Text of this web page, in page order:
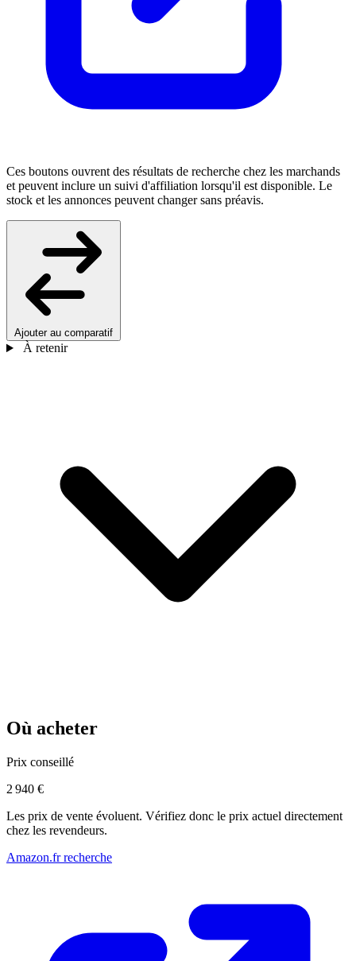
Ces boutons ouvrent des résultats de recherche chez les marchands
et peuvent inclure un suivi d'affiliation lorsqu'il est disponible. Le
stock et les annonces peuvent changer sans préavis.
Ajouter au comparatif
À retenir
Où acheter
Prix conseillé
2 940 €
Les prix de vente évoluent. Vérifiez donc le prix actuel directement
chez les revendeurs.
Amazon.fr recherche